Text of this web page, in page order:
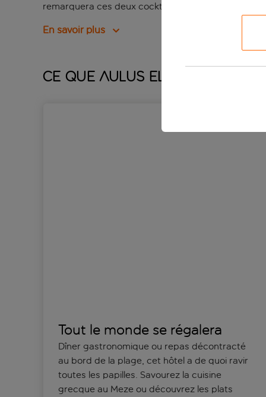
remarquera ces deux cocktails que vous venez de
En savoir plus
Ce que Aulus Elounda by
Tout le monde se régalera
Dîner gastronomique ou repas décontracté
au bord de la plage, cet hôtel a de quoi ravir
toutes les papilles. Savourez la cuisine
grecque au Meze ou découvrez les plats